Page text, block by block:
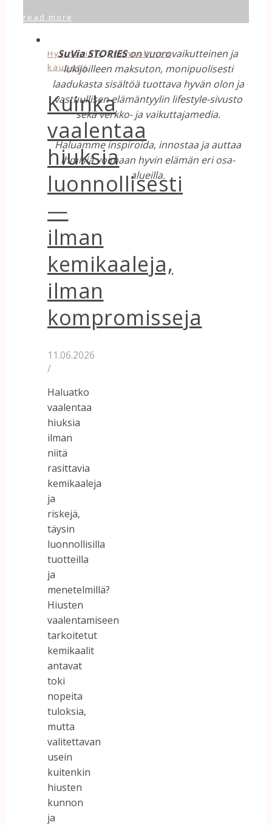
read more
Hyvinvointi,Luonnollinen
kauneus
Kuinka
vaalentaa
hiuksia
luonnollisesti
—
ilman
kemikaaleja,
ilman
kompromisseja
11.06.2026
/
Haluatko
vaalentaa
hiuksia
ilman
niitä
rasittavia
kemikaaleja
ja
riskejä,
täysin
luonnollisilla
tuotteilla
ja
menetelmillä?
Hiusten
vaalentamiseen
tarkoitetut
kemikaalit
antavat
toki
nopeita
tuloksia,
mutta
valitettavan
usein
kuitenkin
hiusten
kunnon
ja
SuVia STORIESon vuorovaikutteinen ja
lukijoilleen maksuton, monipuolisesti
laadukasta sisältöä tuottava hyvän olon ja
vastuullisen elämäntyylin lifestyle-sivusto
sekä verkko- ja vaikuttajamedia.
Haluamme inspiroida, innostaa ja auttaa
ihmisiä voimaan hyvin elämän eri osa-
alueilla.